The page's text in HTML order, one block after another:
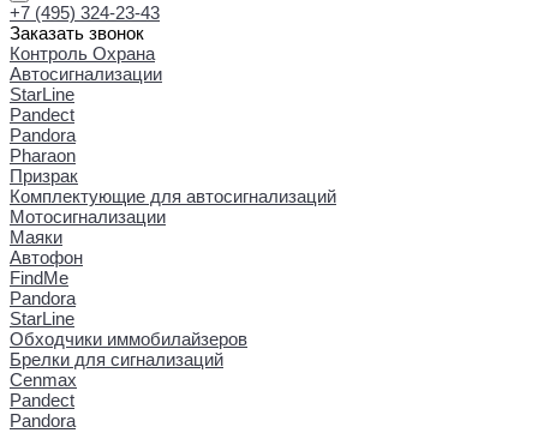
+7 (495) 324-23-43
Заказать звонок
Контроль Охрана
Автосигнализации
StarLine
Pandect
Pandora
Pharaon
Призрак
Комплектующие для автосигнализаций
Мотосигнализации
Маяки
Автофон
FindMe
Pandora
StarLine
Обходчики иммобилайзеров
Брелки для сигнализаций
Cenmax
Pandect
Pandora